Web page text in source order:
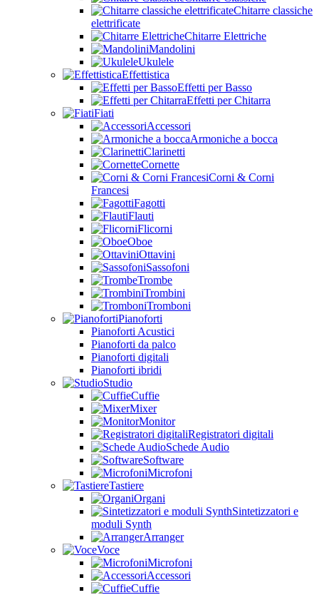
Chitarre classiche
elettrificate
Chitarre Elettriche
Mandolini
Ukulele
Effettistica
Effetti per Basso
Effetti per Chitarra
Fiati
Accessori
Armoniche a bocca
Clarinetti
Cornette
Corni & Corni
Francesi
Fagotti
Flauti
Flicorni
Oboe
Ottavini
Sassofoni
Trombe
Trombini
Tromboni
Pianoforti
Pianoforti Acustici
Pianoforti da palco
Pianoforti digitali
Pianoforti ibridi
Studio
Cuffie
Mixer
Monitor
Registratori digitali
Schede Audio
Software
Microfoni
Tastiere
Organi
Sintetizzatori e
moduli Synth
Arranger
Voce
Microfoni
Accessori
Cuffie